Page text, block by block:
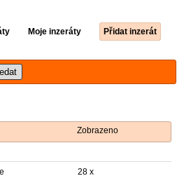
Moje inzeráty Přidat inzerát
Zobrazeno
28 x